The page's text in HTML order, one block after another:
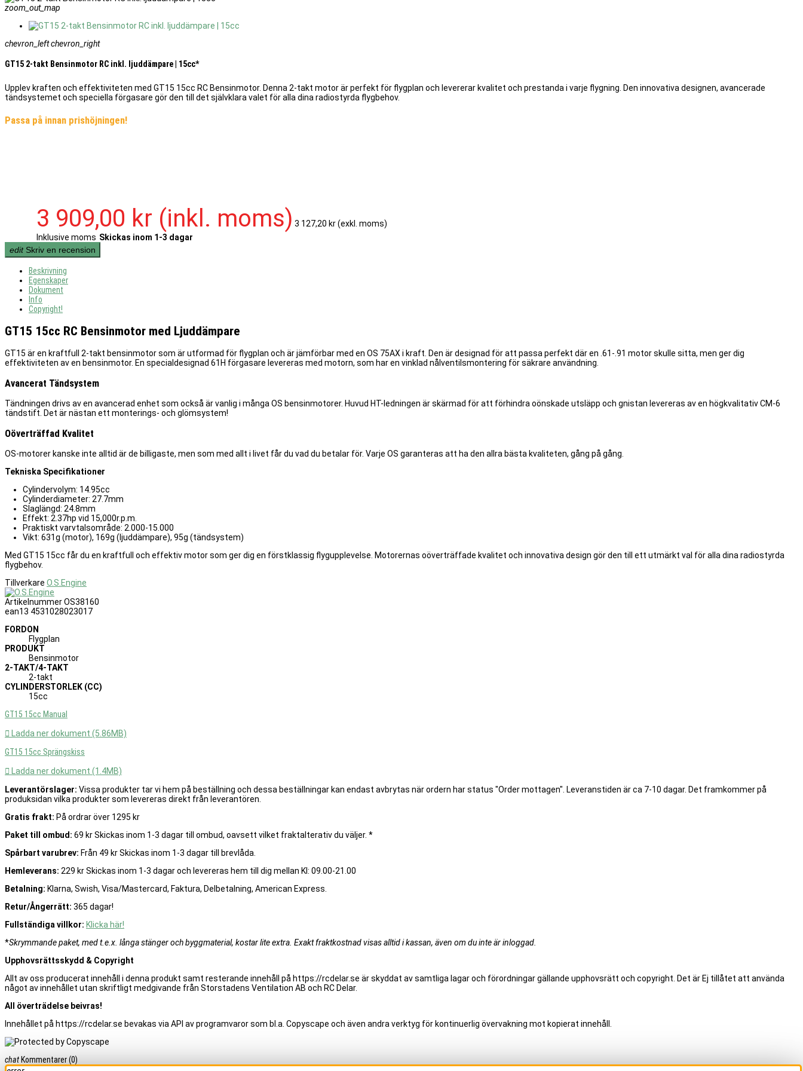
zoom_out_map
chevron_leftchevron_right
GT15 2-takt Bensinmotor RC inkl. ljuddämpare | 15cc*
Upplev kraften och effektiviteten med GT15 15cc RC Bensinmotor. Denna 2-takt motor är perfekt för flygplan och levererar kvalitet och prestanda i varje flygning. Den innovativa designen, avancerade
tändsystemet och speciella förgasare gör den till det självklara valet för alla dina radiostyrda flygbehov.
Passa på innan prishöjningen!
3 909,00 kr (inkl. moms) 3 127,20 kr(exkl. moms)
Inklusive moms Skickas inom 1-3 dagar
edit Skriv en recension
Beskrivning
Egenskaper
Dokument
Info
Copyright!
GT15 15cc RC Bensinmotor med Ljuddämpare
GT15 är en kraftfull 2-takt bensinmotor som är utformad för flygplan och är jämförbar med en OS 75AX i kraft. Den är designad för att passa perfekt där en .61-.91 motor skulle sitta, men ger dig
effektiviteten av en bensinmotor. En specialdesignad 61H förgasare levereras med motorn, som har en vinklad nålventilsmontering för säkrare användning.
Avancerat Tändsystem
Tändningen drivs av en avancerad enhet som också är vanlig i många OS bensinmotorer. Huvud HT-ledningen är skärmad för att förhindra oönskade utsläpp och gnistan levereras av en högkvalitativ CM-6
tändstift. Det är nästan ett monterings- och glömsystem!
Oöverträffad Kvalitet
OS-motorer kanske inte alltid är de billigaste, men som med allt i livet får du vad du betalar för. Varje OS garanteras att ha den allra bästa kvaliteten, gång på gång.
Tekniska Specifikationer
Cylindervolym: 14.95cc
Cylinderdiameter: 27.7mm
Slaglängd: 24.8mm
Effekt: 2.37hp vid 15,000r.p.m.
Praktiskt varvtalsområde: 2.000-15.000
Vikt: 631g (motor), 169g (ljuddämpare), 95g (tändsystem)
Med GT15 15cc får du en kraftfull och effektiv motor som ger dig en förstklassig flygupplevelse. Motorernas oöverträffade kvalitet och innovativa design gör den till ett utmärkt val för alla dina radiostyrda
flygbehov.
Tillverkare O.S.Engine
ArtikelnummerOS38160
ean13 4531028023017
FORDON
Flygplan
PRODUKT
Bensinmotor
2-TAKT/4-TAKT
2-takt
CYLINDERSTORLEK (CC)
15cc
GT15 15cc Manual
 Ladda ner dokument (5.86MB)
GT15 15cc Sprängskiss
 Ladda ner dokument (1.4MB)
Leverantörslager: Vissa produkter tar vi hem på beställning och dessa beställningar kan endast avbrytas när ordern har status "Order mottagen". Leveranstiden är ca 7-10 dagar. Det framkommer på
produksidan vilka produkter som levereras direkt från leverantören.
Gratis frakt: På ordrar över 1295 kr
Paket till ombud: 69 kr Skickas inom 1-3 dagar till ombud, oavsett vilket fraktalterativ du väljer. *
Spårbart varubrev: Från 49 kr Skickas inom 1-3 dagar till brevlåda.
Hemleverans: 229 kr Skickas inom 1-3 dagar och levereras hem till dig mellan Kl: 09.00-21.00
Betalning: Klarna, Swish, Visa/Mastercard, Faktura, Delbetalning, American Express.
Retur/Ångerrätt: 365 dagar!
Fullständiga villkor: Klicka här!
*Skrymmande paket, med t.e.x. långa stänger och byggmaterial, kostar lite extra. Exakt fraktkostnad visas alltid i kassan, även om du inte är inloggad.
Upphovsrättsskydd & Copyright
Allt av oss producerat innehåll i denna produkt samt resterande innehåll på https://rcdelar.se är skyddat av samtliga lagar och förordningar gällande upphovsrätt och copyright. Det är Ej tillåtet att använda
något av innehållet utan skriftligt medgivande från Storstadens Ventilation AB och RC Delar.
All överträdelse beivras!
Innehållet på https://rcdelar.se bevakas via API av programvaror som bl.a. Copyscape och även andra verktyg för kontinuerlig övervakning mot kopierat innehåll.
chat Kommentarer(0)